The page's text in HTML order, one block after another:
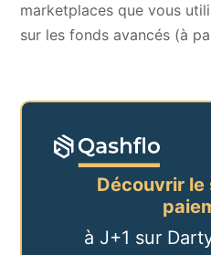
marketplaces que vous
sur les fonds avancés (à
Découvrir le
à J+1 sur